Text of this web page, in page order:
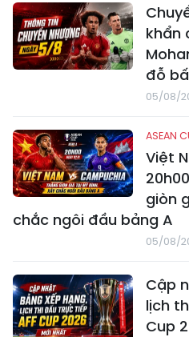
khẩn
đỗ
05/08/
ASEAN
Việt
giòn
chắc ngôi đầu bảng A
05/08/
Cập
lịch
Cup